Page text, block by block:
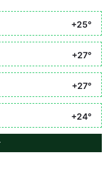
+25°
+27°
+27°
+24°